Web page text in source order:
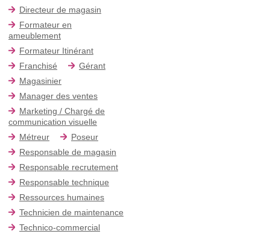
Directeur de magasin
Formateur en
ameublement
Formateur Itinérant
Franchisé
Gérant
Magasinier
Manager des ventes
Marketing / Chargé de
communication visuelle
Métreur
Poseur
Responsable de magasin
Responsable recrutement
Responsable technique
Ressources humaines
Technicien de maintenance
Technico-commercial